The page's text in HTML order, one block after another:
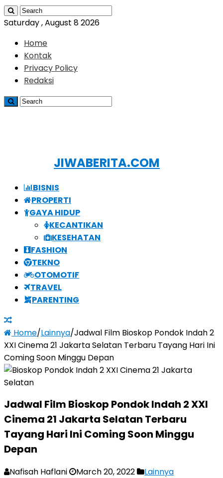
Saturday , August 8 2026
Home
Kontak
Privacy Policy
Redaksi
JIWABERITA.COM
BISNIS
PROPERTI
GAYA HIDUP
KECANTIKAN
KESEHATAN
FASHION
TEKNO
OTOMOTIF
TRAVEL
PARENTING
Home/Lainnya/Jadwal Film Bioskop Pondok Indah 2
XXI Cinema 21 Jakarta Selatan Terbaru Tayang Hari Ini
Coming Soon Minggu Depan
Jadwal Film Bioskop Pondok Indah 2 XXI
Cinema 21 Jakarta Selatan Terbaru
Tayang Hari Ini Coming Soon Minggu
Depan
Nafisah Haflani March 20, 2022 Lainnya